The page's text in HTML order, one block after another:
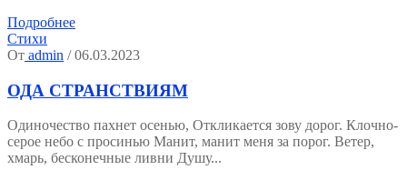
Подробнее
Стихи
От admin / 06.03.2023
ОДА СТРАНСТВИЯМ
Одиночество пахнет осенью, Откликается зову дорог. Клочно-
серое небо с просинью Манит, манит меня за порог. Ветер,
хмарь, бесконечные ливни Душу...